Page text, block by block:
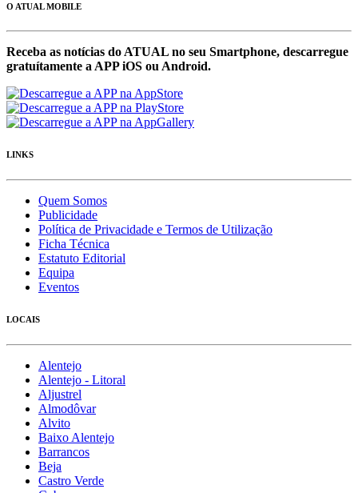
O ATUAL MOBILE
Receba as notícias do ATUAL no seu Smartphone, descarregue
gratuítamente a APP iOS ou Android.
LINKS
Quem Somos
Publicidade
Política de Privacidade e Termos de Utilização
Ficha Técnica
Estatuto Editorial
Equipa
Eventos
LOCAIS
Alentejo
Alentejo - Litoral
Aljustrel
Almodôvar
Alvito
Baixo Alentejo
Barrancos
Beja
Castro Verde